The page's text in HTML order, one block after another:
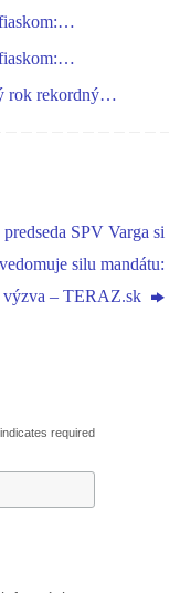
rok rekordný…
SPV Varga si
silu mandátu:
– TERAZ.sk
indicates required